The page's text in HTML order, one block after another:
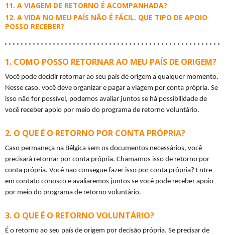
A VIAGEM DE RETORNO É ACOMPANHADA?
A VIDA NO MEU PAÍS NÃO É FÁCIL. QUE TIPO DE APOIO
POSSO RECEBER?
COMO POSSO RETORNAR AO MEU PAÍS DE ORIGEM?
Você pode decidir retornar ao seu país de origem a qualquer momento.
Nesse caso, você deve organizar e pagar a viagem por conta própria. Se
isso não for possível, podemos avaliar juntos se há possibilidade de
você receber apoio por meio do programa de retorno voluntário.
O QUE É O RETORNO POR CONTA PRÓPRIA?
Caso permaneça na Bélgica sem os documentos necessários, você
precisará retornar por conta própria. Chamamos isso de retorno por
conta própria. Você não consegue fazer isso por conta própria? Entre
em contato conosco e avaliaremos juntos se você pode receber apoio
por meio do programa de retorno voluntário.
O QUE É O RETORNO VOLUNTÁRIO?
É o retorno ao seu país de origem por decisão própria. Se precisar de